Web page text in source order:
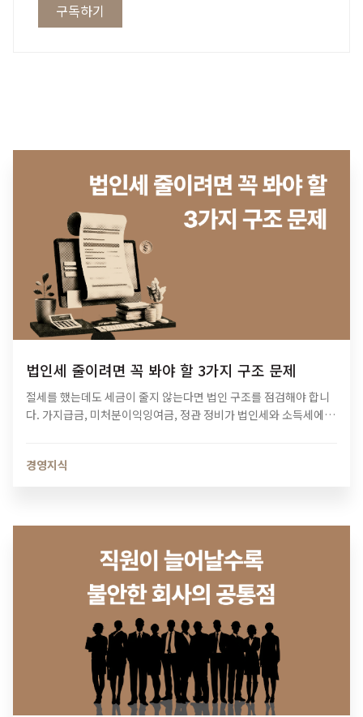
구독하기
법인세 줄이려면 꼭 봐야 할 3가지 구조 문제
절세를 했는데도 세금이 줄지 않는다면 법인 구조를 점검해야 합니
다. 가지급금, 미처분이익잉여금, 정관 정비가 법인세와 소득세에 미
경영지식